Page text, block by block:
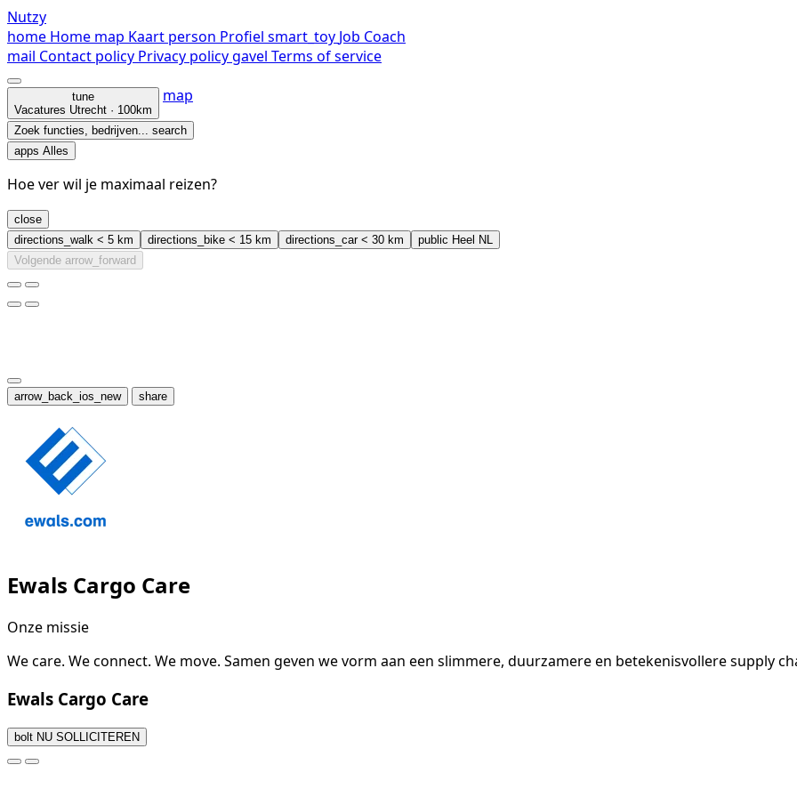
Nutzy
home Home map Kaart person Profiel smart_toy Job Coach
mail Contact policy Privacy policygavel Terms of service
tune
Vacatures Utrecht · 100km
map
Zoek functies, bedrijven... search
apps Alles
Hoe ver wil je maximaal reizen?
close
directions_walk < 5 km directions_bike < 15 km directions_car< 30 km public Heel NL
Volgende arrow_forward
arrow_back_ios_new share
Ewals Cargo Care
Onze missie
We care. We connect. We move. Samen geven we vorm aan een slimmere, duurzamere en betekenisvollere supply
Ewals Cargo Care
bolt NU SOLLICITEREN